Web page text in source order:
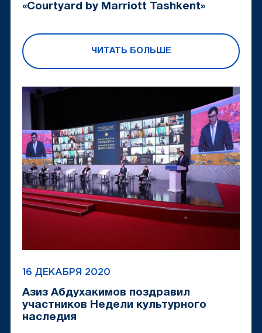
«Courtyard by Marriott Tashkent»
ЧИТАТЬ БОЛЬШЕ
16 ДЕКАБРЯ 2020
Азиз Абдухакимов поздравил
участников Недели культурного
наследия